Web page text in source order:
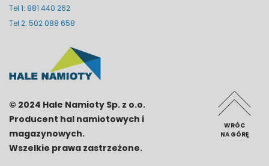
Tel 1: 881 440 262
Tel 2: 502 088 658
© 2024 Hale Namioty Sp. z o.o.
Producent hal namiotowych i
magazynowych.
Wszelkie prawa zastrzeżone.
WRÓC
NA GÓRĘ